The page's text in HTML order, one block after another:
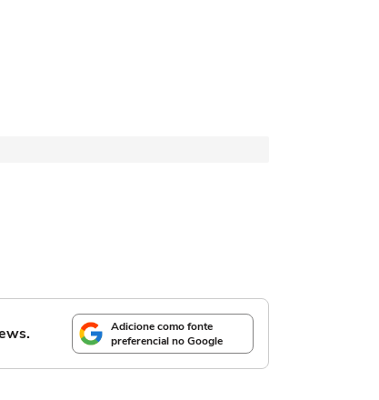
Adicione como fonte
preferencial no Google